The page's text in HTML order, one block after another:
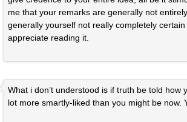
me that your remarks are generally not
generally yourself not really completely
appreciate reading it.
What i don’t understood is if truth be told how
lot more smartly-liked than you might be now.